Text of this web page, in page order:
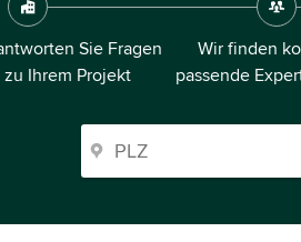
Sie Fragen
zu Ihrem Projekt
Wir finden
passende